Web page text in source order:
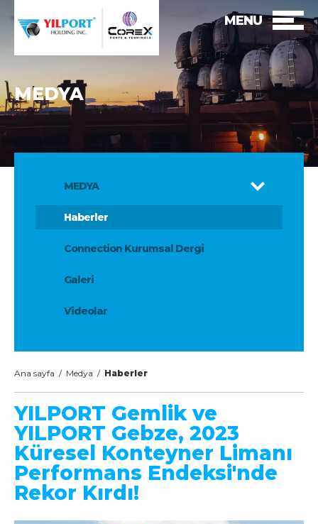
MENU
MEDYA
MEDYA
Haberler
Connection Kurumsal Dergi
Galeri
Videolar
Ana sayfa / Medya /Haberler
YILPORT Gemlik ve
YILPORT Gebze, 2023
Küresel Konteyner Limanı
Performans Endeksi'nde
Rekor Kırdı!